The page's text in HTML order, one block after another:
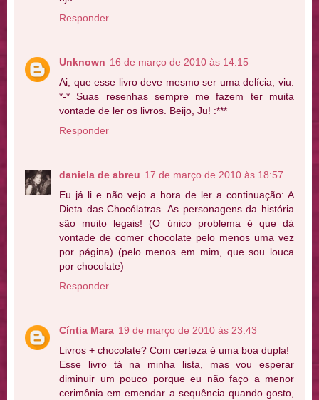
Responder
Unknown 16 de março de 2010 às 14:15
Ai, que esse livro deve mesmo ser uma delícia, viu.
*-* Suas resenhas sempre me fazem ter muita
vontade de ler os livros. Beijo, Ju! :***
Responder
daniela de abreu 17 de março de 2010 às 18:57
Eu já li e não vejo a hora de ler a continuação: A
Dieta das Chocólatras. As personagens da história
são muito legais! (O único problema é que dá
vontade de comer chocolate pelo menos uma vez
por página) (pelo menos em mim, que sou louca
por chocolate)
Responder
Cíntia Mara 19 de março de 2010 às 23:43
Livros + chocolate? Com certeza é uma boa dupla!
Esse livro tá na minha lista, mas vou esperar
diminuir um pouco porque eu não faço a menor
cerimônia em emendar a sequência quando gosto,